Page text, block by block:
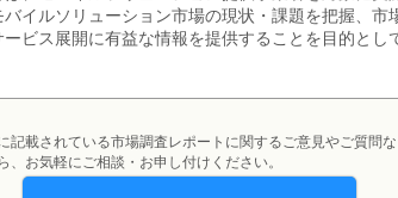
バイルソリューション市場の現状・課題を把握、
ービス展開に有益な情報を提供することを目的とし
記載されている市場調査レポートに関するご意見やご質問
、お気軽にご相談・お申し付けください。